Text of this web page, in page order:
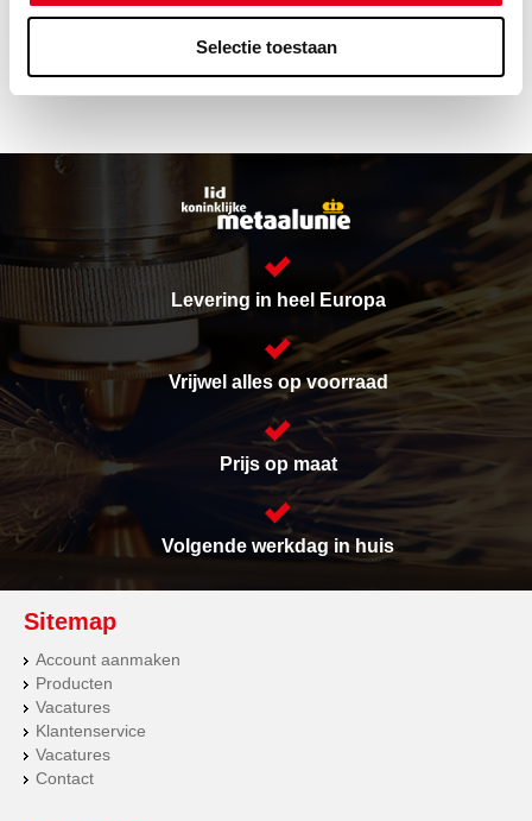
Selectie toestaan
Levering in heel Europa
Vrijwel alles op voorraad
Prijs op maat
Volgende werkdag in huis
Sitemap
Account aanmaken
Producten
Vacatures
Klantenservice
Vacatures
Contact